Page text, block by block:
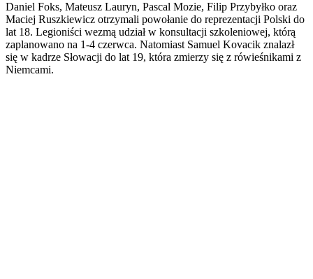
Daniel Foks, Mateusz Lauryn, Pascal Mozie, Filip Przybyłko oraz
Maciej Ruszkiewicz otrzymali powołanie do reprezentacji Polski do
lat 18. Legioniści wezmą udział w konsultacji szkoleniowej, którą
zaplanowano na 1-4 czerwca. Natomiast Samuel Kovacik znalazł
się w kadrze Słowacji do lat 19, która zmierzy się z rówieśnikami z
Niemcami.